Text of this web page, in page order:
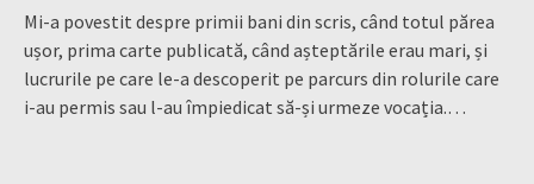
Mi-a povestit despre primii bani din scris, când totul părea
ușor, prima carte publicată, când așteptările erau mari, și
lucrurile pe care le-a descoperit pe parcurs din rolurile care
i-au permis sau l-au împiedicat să-și urmeze vocația.…